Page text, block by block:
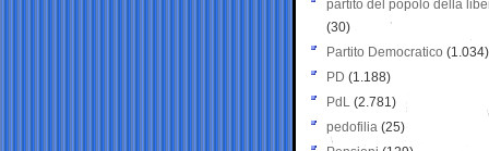
partito del popolo della
(30)
Partito Democratico (1.034)
PD (1.188)
PdL (2.781)
pedofilia (25)